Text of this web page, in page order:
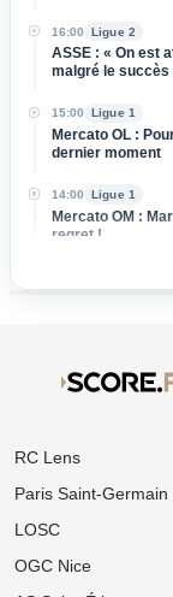
16:00 Ligue 2
ASSE : « On est
malgré le succès
15:00 Ligue 1
Mercato OL :
dernier moment
14:00 Ligue 1
Mercato OM :
regret !
Mercato Rennes
accompagner le
Mercato OL :
Mercato Lens :
moment !
RC Lens
Paris Saint-Germain
LOSC
OGC Nice